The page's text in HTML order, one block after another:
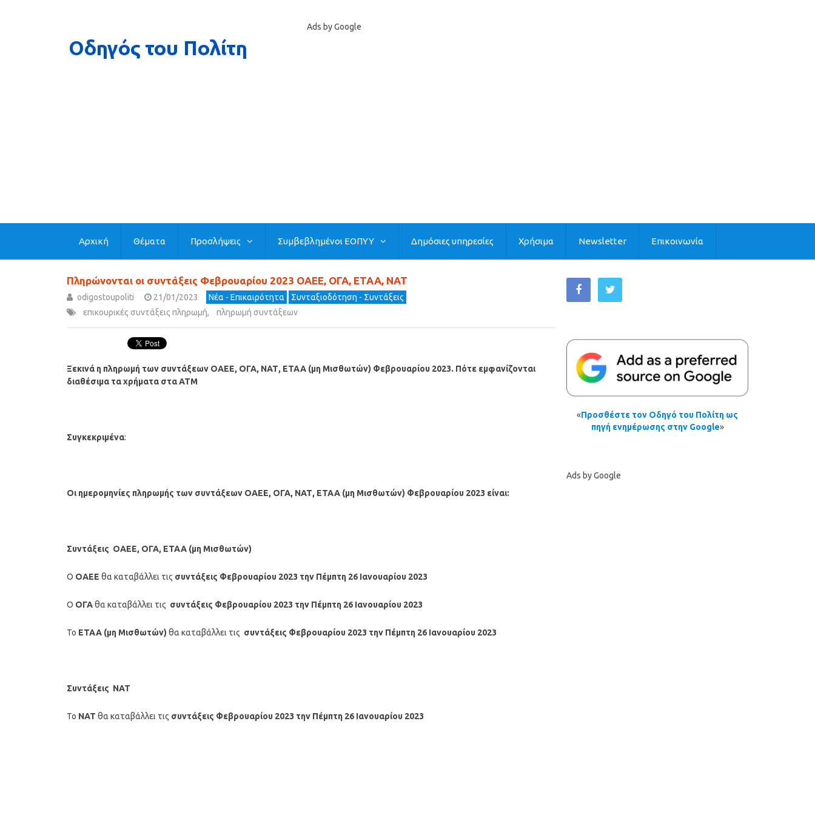
Ads by Google
Αρχική Θέματα Προσλήψεις Συμβεβλημένοι ΕΟΠΥΥ Δημόσιες υπηρεσίες Χρήσιμα Newsletter Επικοινωνία
Πληρώνονται οι συντάξεις Φεβρουαρίου 2023 ΟΑΕΕ, ΟΓΑ, ΕΤΑΑ, ΝΑΤ
odigostoupoliti 21/01/2023 Νέα - Επικαιρότητα
Συνταξιοδότηση - Συντάξεις
επικουρικές συντάξεις πληρωμή, πληρωμή συντάξεων
Ξεκινά η πληρωμή των συντάξεων ΟΑΕΕ, ΟΓΑ, ΝΑΤ, ΕΤΑΑ (μη Μισθωτών) Φεβρουαρίου 2023. Πότε εμφανίζονται
διαθέσιμα τα χρήματα στα ΑΤΜ
Συγκεκριμένα:
Οι ημερομηνίες πληρωμής των συντάξεων ΟΑΕΕ, ΟΓΑ, ΝΑΤ, ΕΤΑΑ (μη Μισθωτών) Φεβρουαρίου 2023 είναι:
Συντάξεις ΟΑΕΕ, ΟΓΑ, ΕΤΑΑ (μη Μισθωτών)
Ο ΟΑΕΕ θα καταβάλλει τις συντάξεις Φεβρουαρίου 2023 την Πέμπτη 26 Ιανουαρίου 2023
Ο ΟΓΑθα καταβάλλει τις συντάξεις Φεβρουαρίου 2023 την Πέμπτη 26 Ιανουαρίου 2023
Το ΕΤΑΑ (μη Μισθωτών) θα καταβάλλει τις συντάξεις Φεβρουαρίου 2023 την Πέμπτη 26 Ιανουαρίου 2023
Συντάξεις ΝΑΤ
Το ΝΑΤ θα καταβάλλει τις συντάξεις Φεβρουαρίου 2023 την Πέμπτη 26 Ιανουαρίου 2023
«Προσθέστε τον Οδηγό του Πολίτη ως
πηγή ενημέρωσης στην Google»
Ads by Google